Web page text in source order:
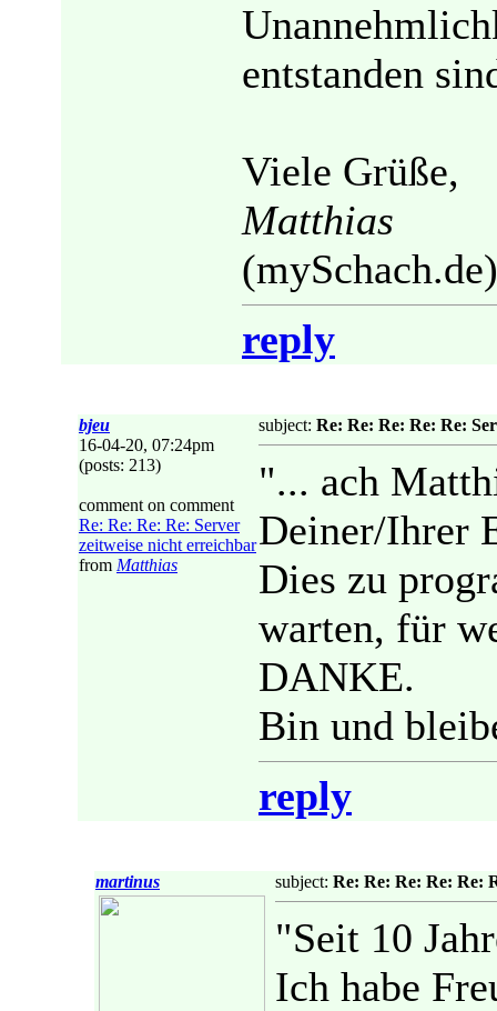
entstanden
Viele Grüße,
Matthias
reply
bjeu
16-04-20, 07:24pm
(posts: 213)
comment on comment
Re: Re: Re: Re: Server
zeitweise nicht erreichbar
from Matthias
subject: Re: Re: Re: Re: Re:
"... ach
Deiner/Ihrer
Dies zu
warten, für
DANKE.
Bin und
reply
martinus subject: Re: Re: Re: Re: Re:
"Seit 10
Ich habe